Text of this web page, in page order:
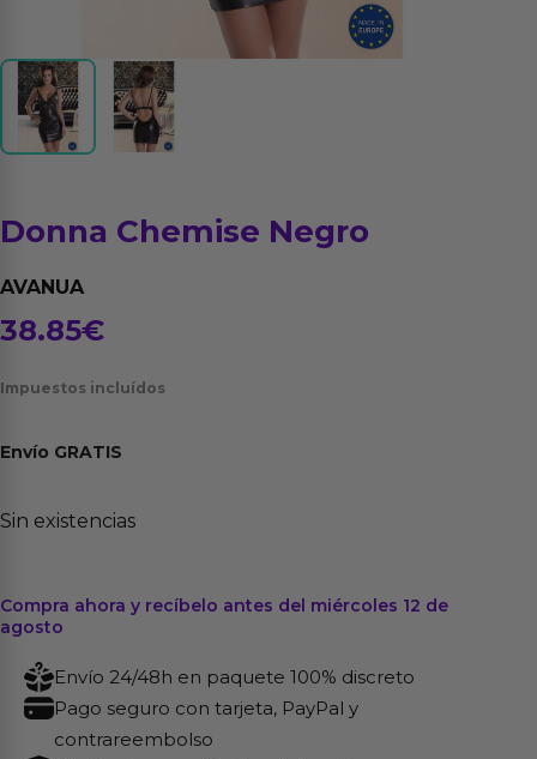
Donna Chemise Negro
AVANUA
38.85€
Impuestos incluídos
Envío GRATIS
Sin existencias
Compra ahora y recíbelo antes del miércoles 12 de
agosto
Envío 24/48h en paquete 100% discreto
Pago seguro con tarjeta, PayPal y
contrareembolso